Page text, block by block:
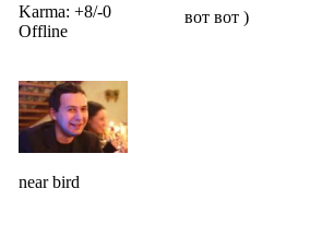
Karma: +8/-0
Offline
near bird
вот вот )